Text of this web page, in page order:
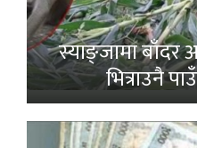
स्याङ्जामा
भित्राउनै